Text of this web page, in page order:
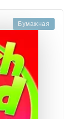
Бумажная